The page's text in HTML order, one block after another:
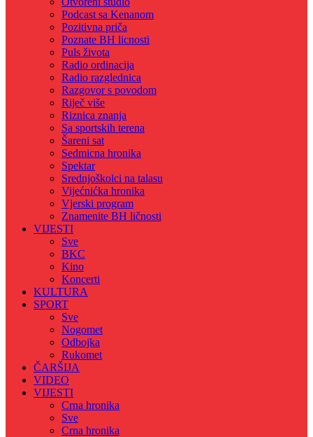
Podcast sa Kenanom
Pozitivna priča
Poznate BH licnosti
Puls života
Radio ordinacija
Radio razglednica
Razgovor s povodom
Riječ više
Riznica znanja
Sa sportskih terena
Šareni sat
Sedmicna hronika
Spektar
Srednjoškolci na talasu
Vijećnićka hronika
Vjerski program
Znamenite BH ličnosti
VIJESTI
Sve
BKC
Kino
Koncerti
KULTURA
SPORT
Sve
Nogomet
Odbojka
Rukomet
ČARŠIJA
VIDEO
VIJESTI
Crna hronika
Sve
Crna hronika